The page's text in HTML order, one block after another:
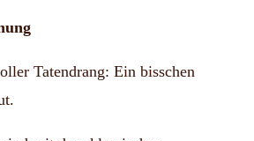
Tatendrang: Ein bisschen